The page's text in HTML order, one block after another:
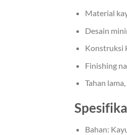
Material
Desain
Konstruksi
Finishing
Tahan
Bahan: